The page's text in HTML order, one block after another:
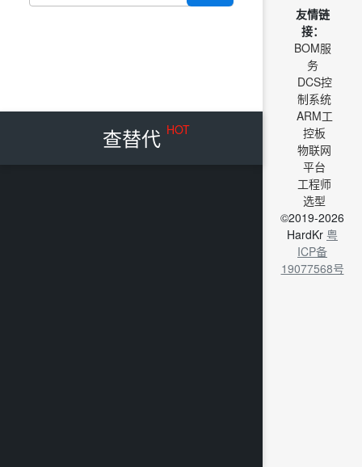
查替代 HOT
友情链
接：
BOM服
务
DCS控
制系统
ARM工
控板
物联网
平台
工程师
选型
©2019-2026
HardKr 粤
ICP备
19077568号